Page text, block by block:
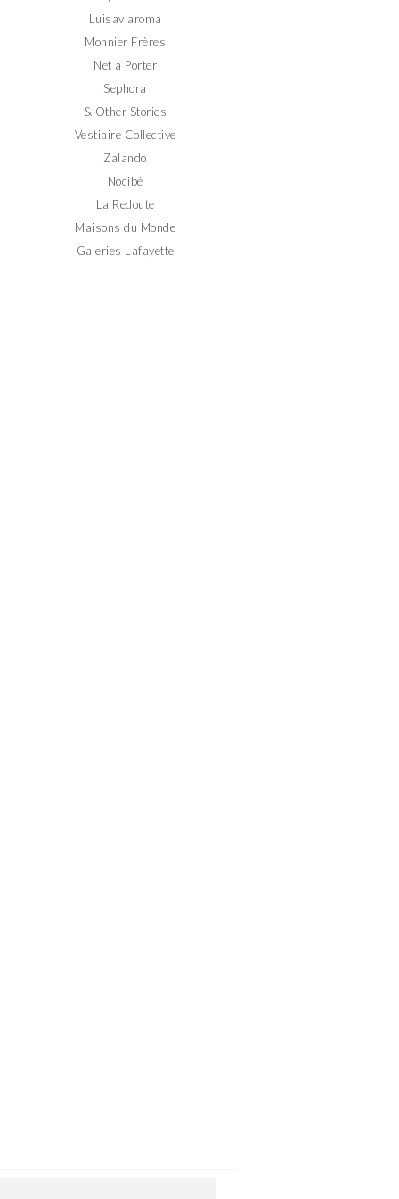
Luisaviaroma
Monnier Frères
Net a Porter
Sephora
& Other Stories
Vestiaire Collective
Zalando
Nocibé
La Redoute
Maisons du Monde
Galeries Lafayette